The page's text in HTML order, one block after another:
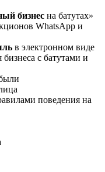
бизнес на батутах»
WhatsApp и
в электронном виде
бизнеса с батутами и
поведения на